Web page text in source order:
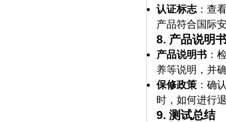
认证标志 ：查
产品符合国际
8. 产品说明
产品说明书 ：
养等说明，并
保修政策 ：确
时，如何进行
9. 测试总结